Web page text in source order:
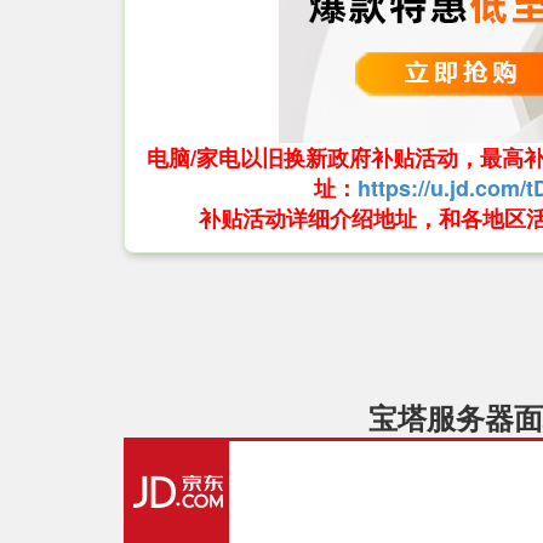
电脑/家电以旧换新政府补贴活动，最高
址： https://u.jd.com/
补贴活动详细介绍地址，和各地区
宝塔服务器